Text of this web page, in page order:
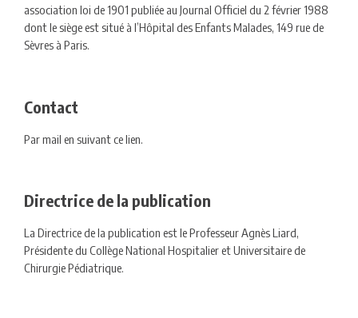
association loi de 1901 publiée au Journal Officiel du 2 février 1988
dont le siège est situé à l’Hôpital des Enfants Malades, 149 rue de
Sèvres à Paris.
Contact
Par mail en suivant ce lien.
Directrice de la publication
La Directrice de la publication est le Professeur Agnès Liard,
Présidente du Collège National Hospitalier et Universitaire de
Chirurgie Pédiatrique.